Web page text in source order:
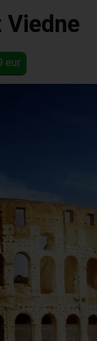
Viedne
eur